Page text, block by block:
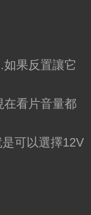
果反置讓它
在看片音量都
可以選擇12V